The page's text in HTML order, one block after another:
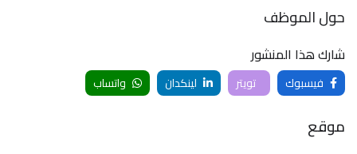
حول الموظف
شارك هذا المنشور
فيسبوك تويتر لينكدان واتساب
موقع